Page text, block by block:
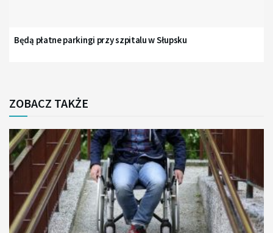
Będą płatne parkingi przy szpitalu w Słupsku
ZOBACZ TAKŻE